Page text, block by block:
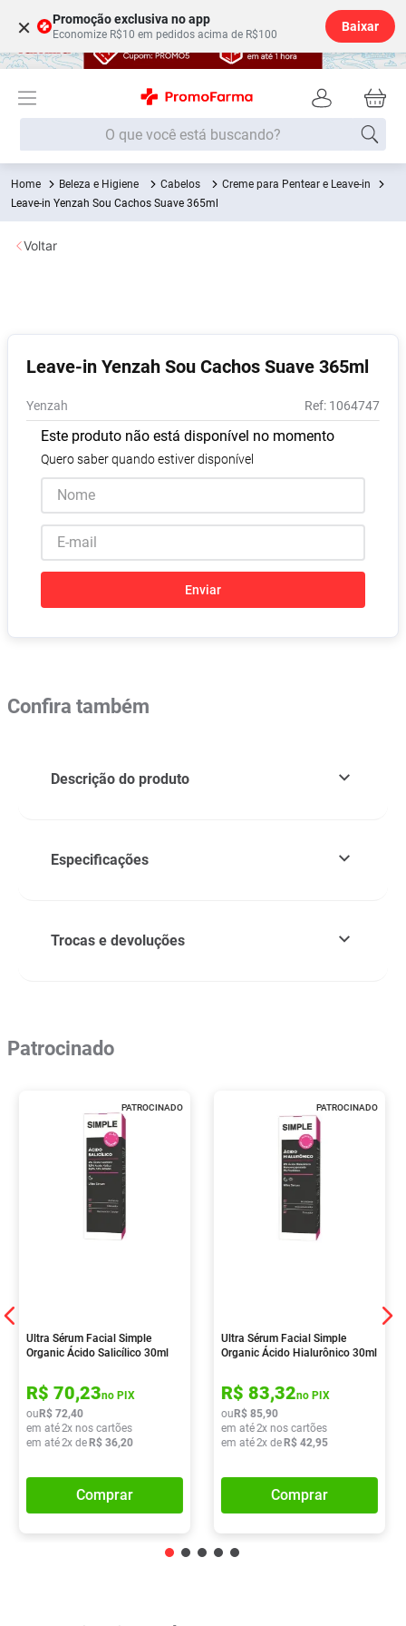
× Promoção exclusiva no app
Economize R$10 em pedidos acima de R$100
Baixar
O que você está buscando?
Beleza e Higiene Cabelos
Creme para Pentear e Leave-in
Leave-in Yenzah Sou Cachos Suave 365ml
Leave-in Yenzah Sou Cachos Suave 365ml
Yenzah : 1064747
Este produto não está disponível no momento
Quero saber quando estiver disponível
Enviar
Voltar
Confira também
Descrição do produto
Especificações
Trocas e devoluções
Patrocinado
PATROCINADO
Ultra Sérum Facial Simple
Organic Ácido Salicílico 30ml
R$ 70,23no PIX
ou R$ 72,40
em até2x nos cartões
em até2x de R$ 36,20
Comprar
PATROCINADO
Ultra Sérum Facial Simple
Organic Ácido Hialurônico 30ml
R$ 83,32no PIX
ou R$ 85,90
em até2x nos cartões
em até2x de R$ 42,95
Comprar
Termos mais buscados
1º Fralda
2
6º Shampoo
7º
8 Absorvente
9º Vitamina D
10 º